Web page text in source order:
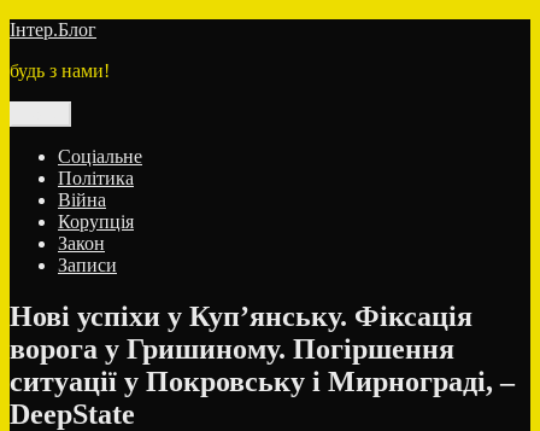
Перейти
вмісту
Інтер.Блог
будь з нами!
Соціальне
Політика
Війна
Корупція
Закон
Записи
Нові успіхи у Куп’янську. Фіксація
ворога у Гришиному. Погіршення
ситуації у Покровську і Мирнограді, –
DeepState